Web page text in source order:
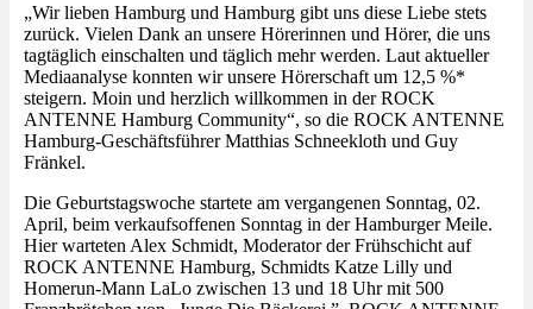
„Wir lieben Hamburg und Hamburg gibt uns diese Liebe stets
zurück. Vielen Dank an unsere Hörerinnen und Hörer, die uns
tagtäglich einschalten und täglich mehr werden. Laut aktueller
Mediaanalyse konnten wir unsere Hörerschaft um 12,5 %*
steigern. Moin und herzlich willkommen in der ROCK
ANTENNE Hamburg Community“, so die ROCK ANTENNE
Hamburg-Geschäftsführer Matthias Schneekloth und Guy
Fränkel.
Die Geburtstagswoche startete am vergangenen Sonntag, 02.
April, beim verkaufsoffenen Sonntag in der Hamburger Meile.
Hier warteten Alex Schmidt, Moderator der Frühschicht auf
ROCK ANTENNE Hamburg, Schmidts Katze Lilly und
Homerun-Mann LaLo zwischen 13 und 18 Uhr mit 500